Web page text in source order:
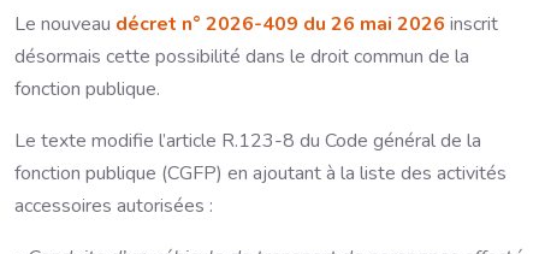
Le nouveau décret n° 2026-409 du 26 mai 2026 inscrit
désormais cette possibilité dans le droit commun de la
fonction publique.
Le texte modifie l’article R.123-8 du Code général de la
fonction publique (CGFP) en ajoutant à la liste des activités
accessoires autorisées :